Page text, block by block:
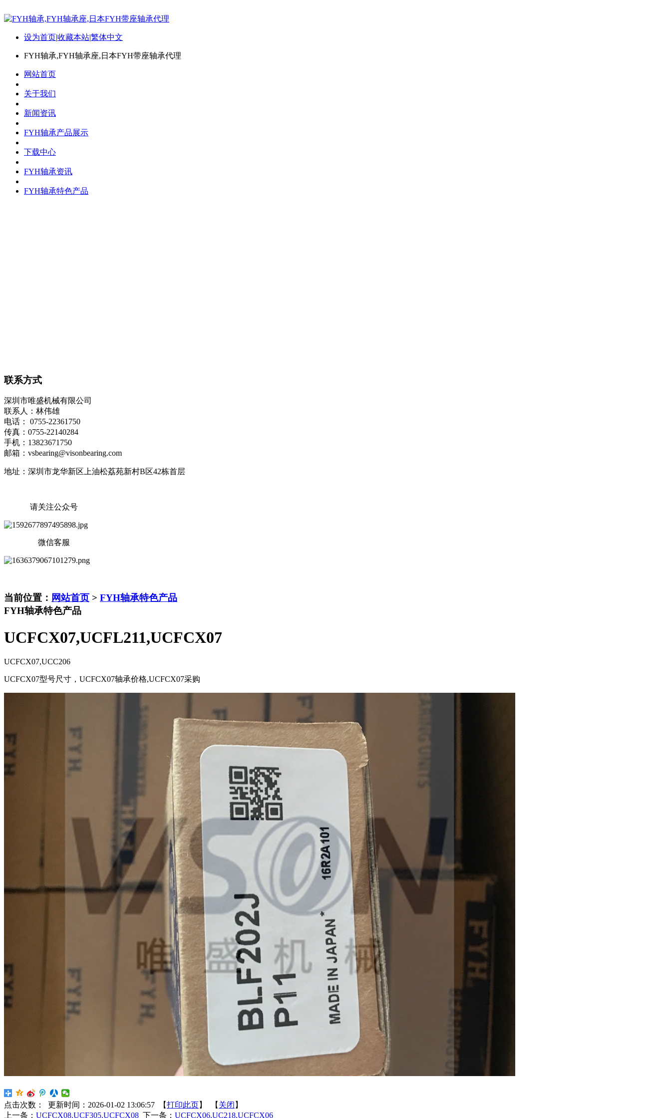
设为首页|收藏本站|繁体中文
FYH轴承,FYH轴承座,日本FYH带座轴承代理
网站首页
关于我们
新闻资讯
FYH轴承产品展示
下载中心
FYH轴承资讯
FYH轴承特色产品
联系方式
深圳市唯盛机械有限公司
联系人：林伟雄
电话： 0755-22361750
传真：0755-22140284
手机：13823671750
邮箱：vsbearing@visonbearing.com
地址：深圳市龙华新区上油松荔苑新村B区42栋首层
请关注公众号
微信客服
当前位置： 网站首页 > FYH轴承特色产品
FYH轴承特色产品
UCFCX07,UCFL211,UCFCX07
UCFCX07,UCC206
UCFCX07型号尺寸，UCFCX07轴承价格,UCFCX07采购
点击次数： 更新时间：2026-01-02 13:06:57 【打印此页】 【 关闭 】
上一条： UCFCX08,UCF305,UCFCX08 下一条： UCFCX06,UC218,UCFCX06